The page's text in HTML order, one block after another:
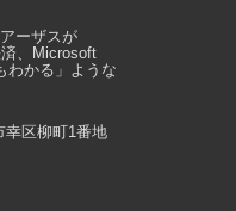
ーザスが
、Microsoft
わかる」ような
幸区柳町1番地